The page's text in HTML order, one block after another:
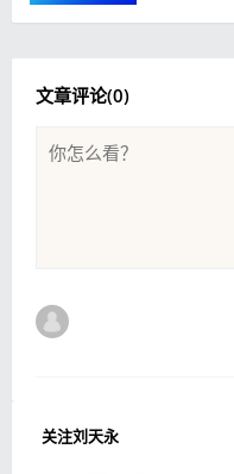
文章评论(0)
关注刘天永